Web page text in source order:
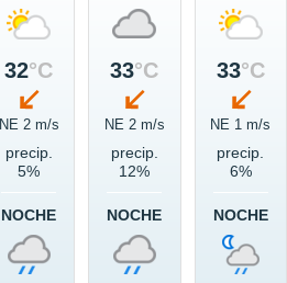
32°C
NE 2 m/s
precip.
5%
NOCHE
33°C
NE 2 m/s
precip.
12%
NOCHE
33°C
NE 1 m/s
precip.
6%
NOCHE